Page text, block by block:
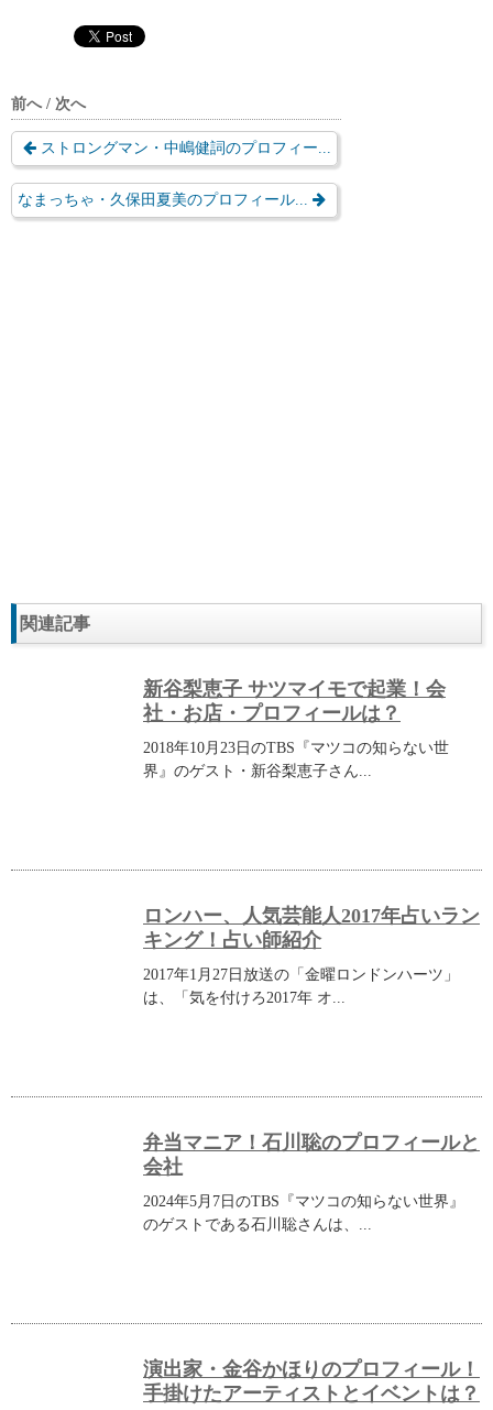
前へ / 次へ
ストロングマン・中嶋健詞のプロフィー...
なまっちゃ・久保田夏美のプロフィール...
関連記事
新谷梨恵子 サツマイモで起業！会
社・お店・プロフィールは？
2018年10月23日のTBS『マツコの知らない世
界』のゲスト・新谷梨恵子さん...
ロンハー、人気芸能人2017年占いラン
キング！占い師紹介
2017年1月27日放送の「金曜ロンドンハーツ」
は、「気を付けろ2017年 オ...
弁当マニア！石川聡のプロフィールと
会社
2024年5月7日のTBS『マツコの知らない世界』
のゲストである石川聡さんは、...
演出家・金谷かほりのプロフィール！
手掛けたアーティストとイベントは？